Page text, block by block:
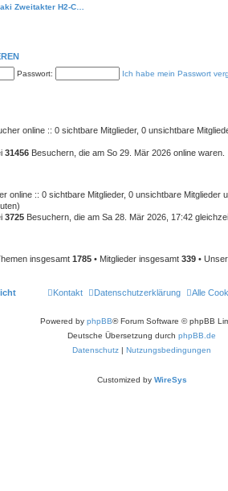
Zweitakter H2-C…
Passwort: Ich habe mein Passwort
online :: 0 sichtbare Mitglieder, 0 unsichtbare
31456 Besuchern, die am So 29. Mär 2026 online waren.
online :: 0 sichtbare Mitglieder, 0 unsichtbare Mitglieder
3725 Besuchern, die am Sa 28. Mär 2026, 17:42
insgesamt 1785 • Mitglieder insgesamt 339 •
Alle
Datenschutzerklärung
Kontakt
Powered by phpBB® Forum Software © phpBB
Deutsche Übersetzung durch phpBB.de
Datenschutz | Nutzungsbedingungen
Customized by WireSys